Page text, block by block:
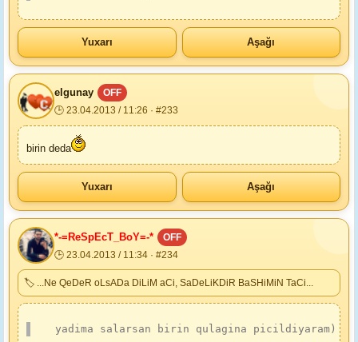
Yuxarı Aşağı
elgunay
OFF
🕒 23.04.2013 / 11:26 · #233
birin deda
Yuxarı Aşağı
*-=ReSpEcT_BoY=-*
OFF
🕒 23.04.2013 / 11:34 · #234
🏷 ...Ne QeDeR oLsADa DiLiM aCi, SaDeLiKDiR BaSHiMiN TaCi...
yadima salarsan birin qulagina